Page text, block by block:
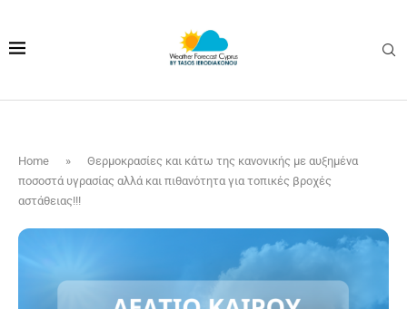
Home »
Θερμοκρασίες και κάτω της κανονικής με αυξημένα
ποσοστά υγρασίας αλλά και πιθανότητα για τοπικές βροχές
αστάθειας!!!